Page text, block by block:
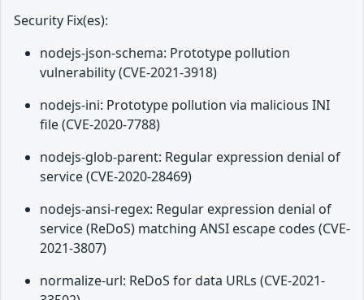
Security Fix(es):
nodejs-json-schema: Prototype pollution
vulnerability (CVE-2021-3918)
nodejs-ini: Prototype pollution via malicious INI
file (CVE-2020-7788)
nodejs-glob-parent: Regular expression denial of
service (CVE-2020-28469)
nodejs-ansi-regex: Regular expression denial of
service (ReDoS) matching ANSI escape codes (CVE-
2021-3807)
normalize-url: ReDoS for data URLs (CVE-2021-